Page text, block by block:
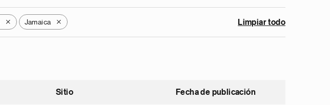
X Jamaica X Limpiar todo
Sitio Fecha de publicación